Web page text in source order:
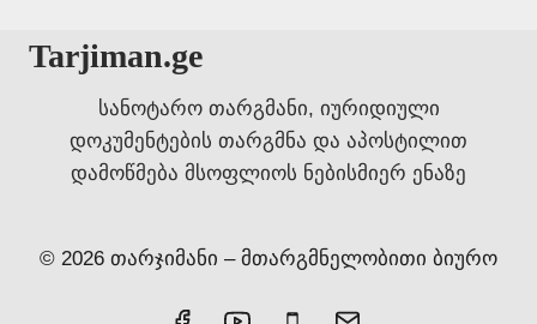
Tarjiman.ge
სანოტარო თარგმანი, იურიდიული
დოკუმენტების თარგმნა და აპოსტილით
დამოწმება მსოფლიოს ნებისმიერ ენაზე
© 2026 თარჯიმანი – მთარგმნელობითი ბიურო